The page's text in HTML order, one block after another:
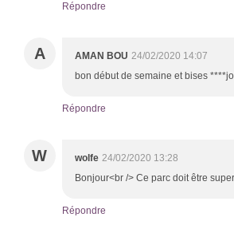
Répondre
A AMAN BOU 24/02/2020 14:07
bon début de semaine et bises
Répondre
W wolfe 24/02/2020 13:28
Bonjour<br /> Ce parc doit être
Répondre